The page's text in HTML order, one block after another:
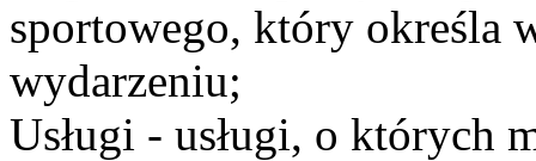
sportowego, który określa
wydarzeniu;
Usługi - usługi, o których